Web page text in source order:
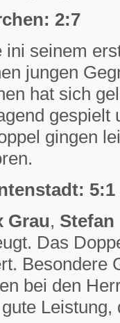
2:7
ini seinem
jungen
hat sich
gespielt
gingen
5:1
Grau,
Das
Besondere
bei den